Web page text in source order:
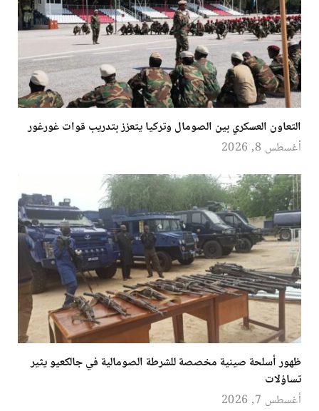
التعاون العسكري بين الصومال وتركيا يتعزز بتدريب قوات غورغور
أغسطس 8, 2026
ظهور أسلحة صينية مخصصة للشرطة الصومالية في جالكعيو يثير
تساؤلات
أغسطس 7, 2026